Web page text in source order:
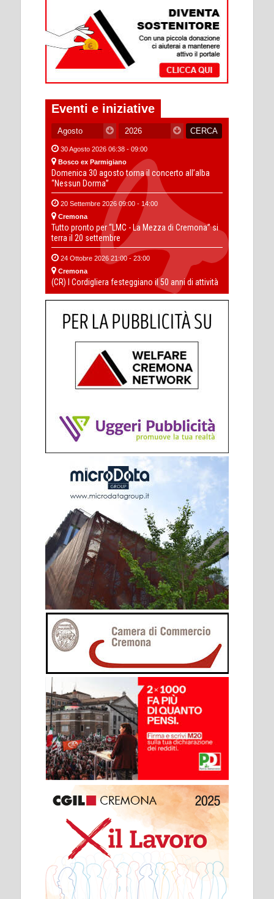
Eventi e iniziative
30 Agosto 2026 06:38 - 09:00
Bosco ex Parmigiano
Domenica 30 agosto torna il concerto all’alba
“Nessun Dorma”
20 Settembre 2026 09:00 - 14:00
Cremona
Tutto pronto per “LMC - La Mezza di Cremona” si
terra il 20 settembre
24 Ottobre 2026 21:00 - 23:00
Cremona
(CR) I Cordigliera festeggiano il 50 anni di attività